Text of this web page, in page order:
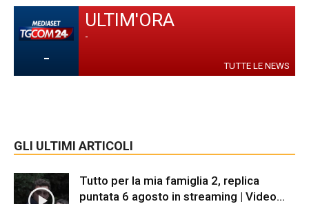
-
ULTIM'ORA
-
TUTTE LE NEWS
GLI ULTIMI ARTICOLI
Tutto per la mia famiglia 2, replica
puntata 6 agosto in streaming | Video...